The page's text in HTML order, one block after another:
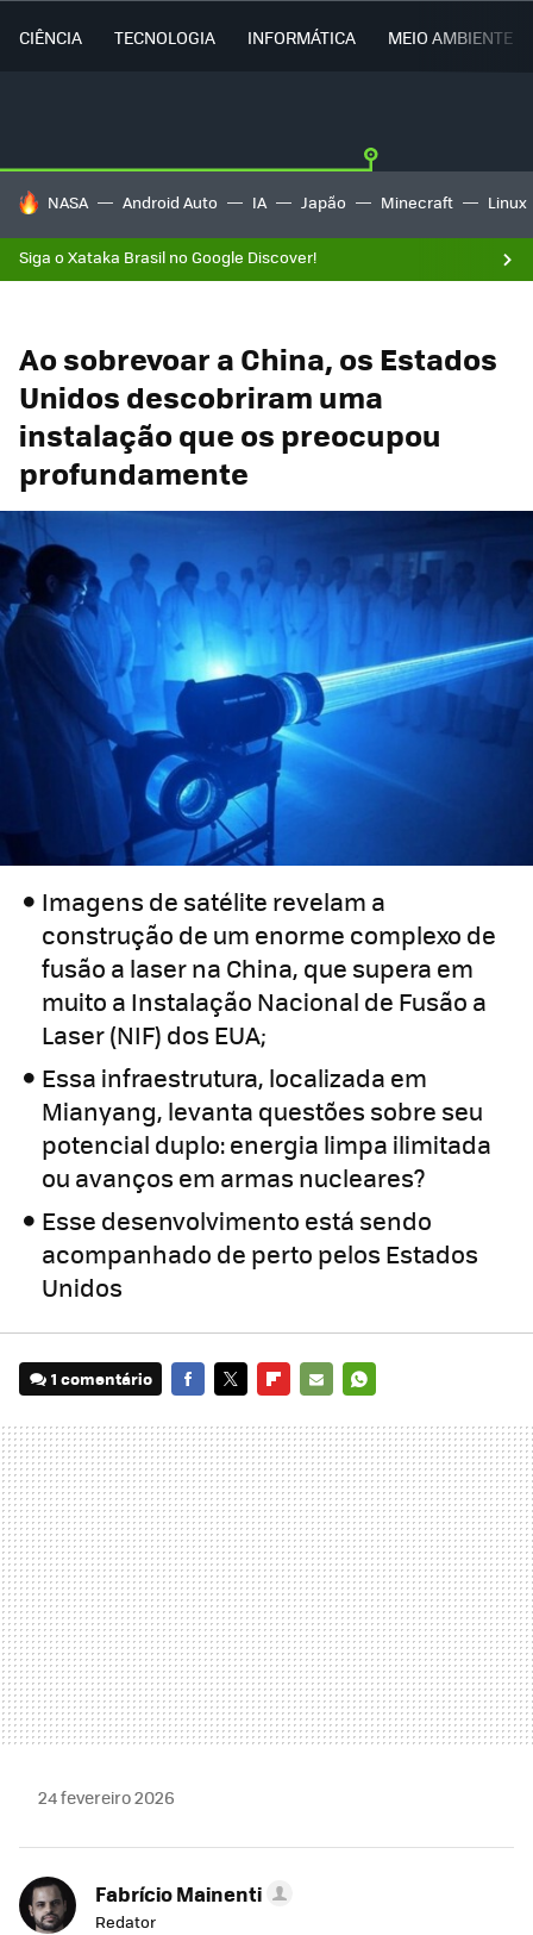
CIÊNCIA TECNOLOGIA INFORMÁTICA MEIO AMBIENTE
TENDÊNCIAS DO DIA
NASA Android Auto IA Japão Minecraft Linux
Siga o Xataka Brasil no Google Discover!
Ao sobrevoar a China, os Estados
Unidos descobriram uma
instalação que os preocupou
profundamente
Imagens de satélite revelam a
construção de um enorme complexo de
fusão a laser na China, que supera em
muito a Instalação Nacional de Fusão a
Laser (NIF) dos EUA;
Essa infraestrutura, localizada em
Mianyang, levanta questões sobre seu
potencial duplo: energia limpa ilimitada
ou avanços em armas nucleares?
Esse desenvolvimento está sendo
acompanhado de perto pelos Estados
Unidos
1 comentário
MAIL
24 fevereiro 2026
Fabrício Mainenti
Redator